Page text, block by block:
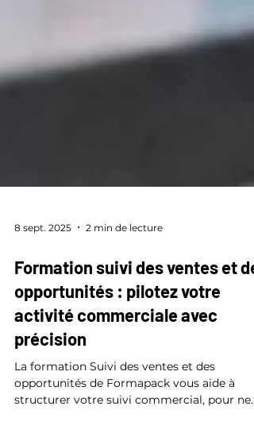
8 sept. 2025 2 min de lecture
Formation suivi des ventes et
opportunités : pilotez votre
activité commerciale avec
précision
La formation Suivi des ventes et des